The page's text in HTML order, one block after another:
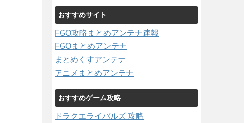
おすすめサイト
FGO攻略まとめアンテナ速報
FGOまとめアンテナ
まとめくすアンテナ
アニメまとめアンテナ
おすすめゲーム攻略
ドラクエライバルズ 攻略